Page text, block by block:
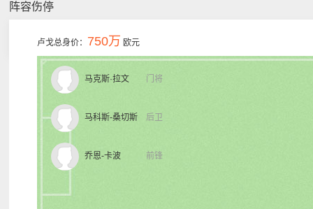
阵容伤停
卢戈总身价： 750万 欧元
门将
马克斯·拉文
后卫
马科斯-桑切斯
前锋
乔恩-卡波